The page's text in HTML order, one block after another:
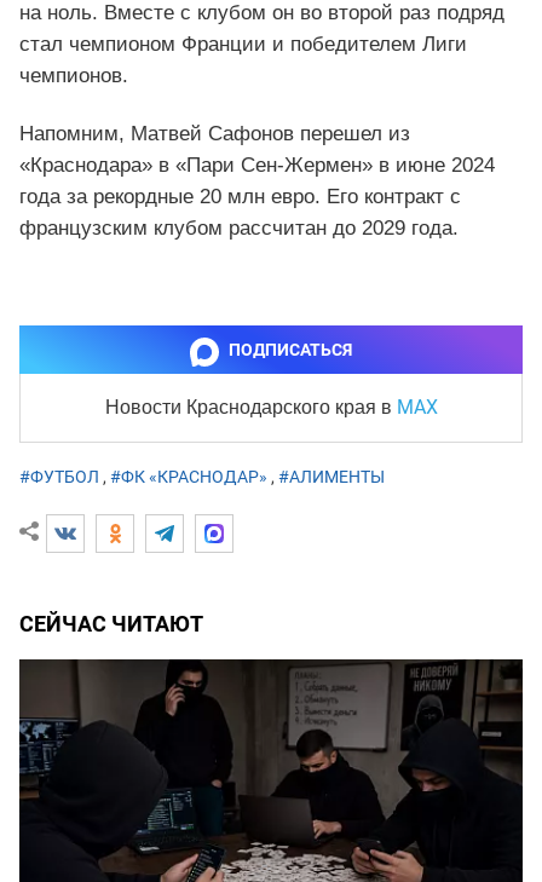
на ноль. Вместе с клубом он во второй раз подряд
стал чемпионом Франции и победителем Лиги
чемпионов.
Напомним, Матвей Сафонов перешел из
«Краснодара» в «Пари Сен-Жермен» в июне 2024
года за рекордные 20 млн евро. Его контракт с
французским клубом рассчитан до 2029 года.
ПОДПИСАТЬСЯ
Новости Краснодарского края в MAX
#ФУТБОЛ , #ФК «КРАСНОДАР» , #АЛИМЕНТЫ
СЕЙЧАС ЧИТАЮТ